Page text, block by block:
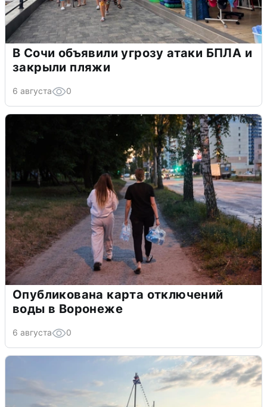
В Сочи объявили угрозу атаки БПЛА и
закрыли пляжи
6 августа 0
Опубликована карта отключений
воды в Воронеже
6 августа 0